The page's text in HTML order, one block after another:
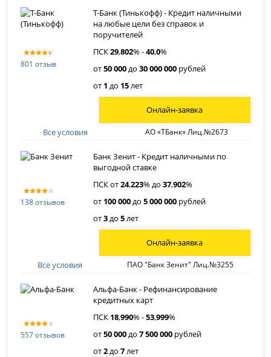
801 отзыв
Т-Банк (Тинькофф) - Кредит наличными
на любые цели без справок и
поручителей
ПСК29,802% -40,0%
от50 000до30 000 000 рублей
от 1 до 15лет
Все условия АО «ТБанк» Лиц.№2673
Онлайн-заявка
138 отзывов
Банк Зенит - Кредит наличными по
выгодной ставке
ПСК от24,223% до37,902%
от 100 000до5 000 000 рублей
от3до5лет
Все условия ПАО "Банк Зенит" Лиц.№3255
Онлайн-заявка
557 отзывов
Альфа-Банк - Рефинансирование
кредитных карт
ПСК 18,990% -53,999%
от50 000до7 500 000 рублей
от2до7лет